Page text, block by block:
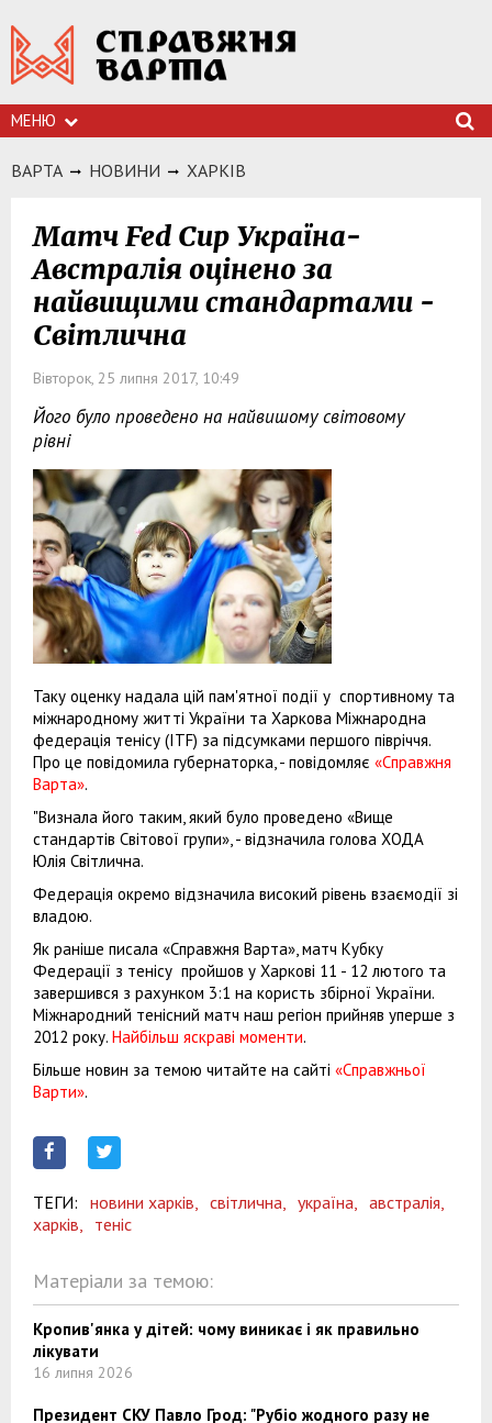
МЕНЮ
ВАРТА НОВИНИ ХАРКIВ
Матч Fed Cup Україна-
Австралія оцінено за
найвищими стандартами -
Світлична
Вівторок, 25 липня 2017, 10:49
Його було проведено на найвишому світовому
рівні
Таку оценку надала цій пам'ятної події у спортивному та
міжнародному житті України та Харкова Міжнародна
федерація тенісу (ITF) за підсумками першого півріччя.
Про це повідомила губернаторка, - повідомляє «Справжня
Варта».
"Визнала його таким, який було проведено «Вище
стандартів Світової групи», - відзначила голова ХОДА
Юлія Світлична.
Федерація окремо відзначила високий рівень взаємодії зі
владою.
Як раніше писала «Справжня Варта», матч Кубку
Федерації з тенісу пройшов у Харкові 11 - 12 лютого та
завершився з рахунком 3:1 на користь збірної України.
Міжнародний тенісний матч наш регіон прийняв уперше з
2012 року. Найбільш яскраві моменти.
Більше новин за темою читайте на сайті «Справжньої
Варти».
ТЕГИ: новини харків, світлична, україна,
австралія,
харків,
теніс
Матеріали за темою:
Кропив'янка у дітей: чому виникає і як правильно
лікувати
16 липня 2026
Президент СКУ Павло Грод: "Рубіо жодного разу не